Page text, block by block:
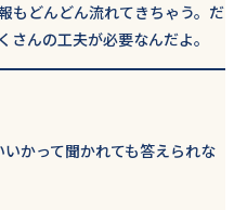
もどんどん流れてきちゃう。だ
んの工夫が必要なんだよ。
かって聞かれても答えられな